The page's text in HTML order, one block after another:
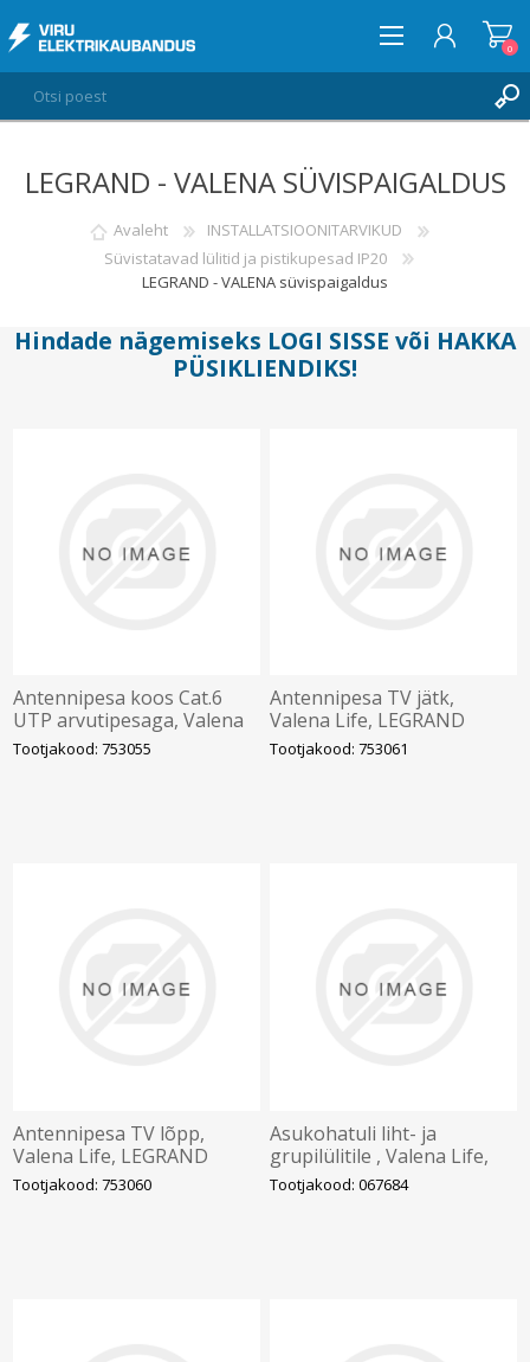
LOGI SISSE
SOOVIKORV
0
0
LEGRAND - VALENA SÜVISPAIGALDUS
Avaleht
INSTALLATSIOONITARVIKUD
Süvistatavad lülitid ja pistikupesad IP20
LEGRAND - VALENA süvispaigaldus
Hindade nägemiseks LOGI SISSE või HAKKA
PÜSIKLIENDIKS!
Antennipesa koos Cat.6
UTP arvutipesaga, Valena
Life, LEGRAND
Tootjakood: 753055
Antennipesa TV jätk,
Valena Life, LEGRAND
Tootjakood: 753061
Antennipesa TV lõpp,
Valena Life, LEGRAND
Tootjakood: 753060
Asukohatuli liht- ja
grupilülitile , Valena Life,
LEGRAND
Tootjakood: 067684